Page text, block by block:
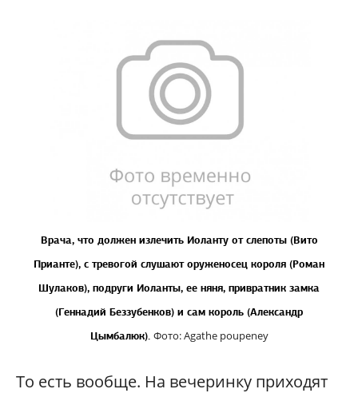
Врача, что должен излечить Иоланту от слепоты (Вито
Прианте), с тревогой слушают оруженосец короля (Роман
Шулаков), подруги Иоланты, ее няня, привратник замка
(Геннадий Беззубенков) и сам король (Александр
Цымбалюк). Фото: Agathe poupeney
То есть вообще. На вечеринку приходят